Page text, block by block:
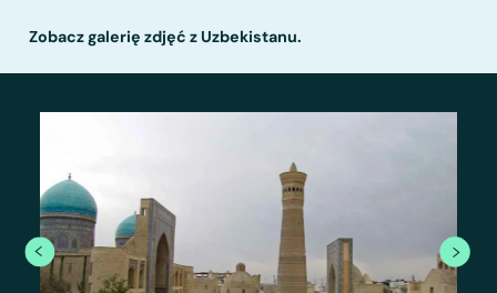
Zobacz galerię zdjęć z Uzbekistanu.